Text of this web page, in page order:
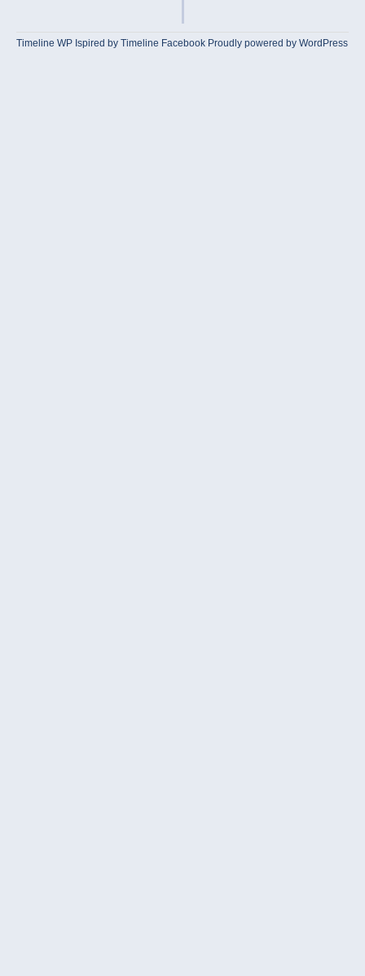
Timeline WP Ispired byTimeline Facebook Proudly powered by WordPress